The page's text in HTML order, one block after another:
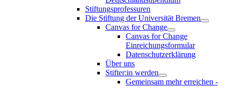
Stiftungsprofessuren
Die Stiftung der Universität Bremen
Canvas for Change
Canvas for Change
Einreichungsformular
Datenschutzerklärung
Über uns
Stifter:in werden
Gemeinsam mehr erreichen -